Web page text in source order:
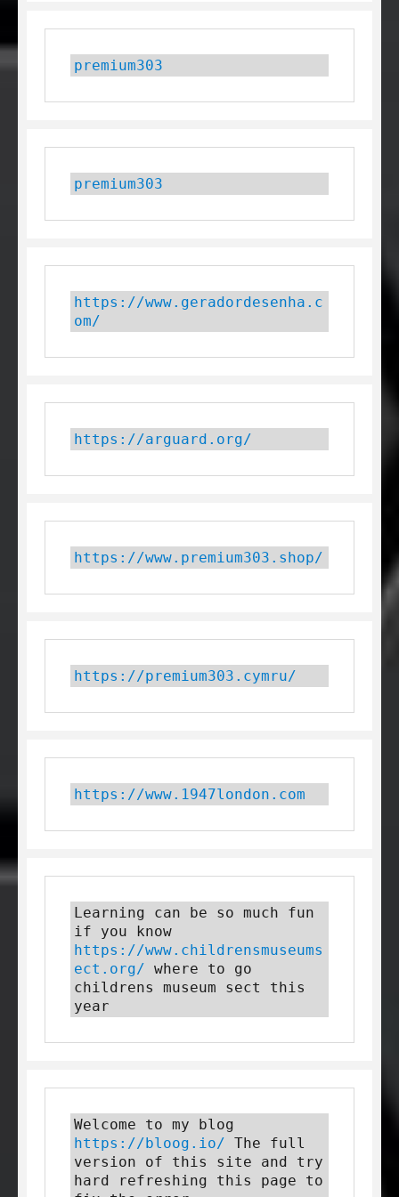
premium303
premium303
https://www.geradordesenha.c
om/
https://arguard.org/
https://www.premium303.shop/
https://premium303.cymru/
https://www.1947london.com
Learning can be so much fun
https://www.childrensmuseums
ect.org/ where to go
childrens museum sect this
year
https://bloog.io/ The full
version of this site and try
hard refreshing this page to